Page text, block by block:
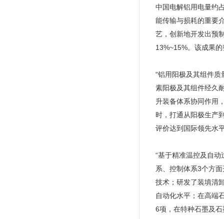
中国电解铝用电量约
能传输与损耗的重要
艺，创新地开发出预
13%~15%。该成果
“铝用阳极及其组件
素阳极及其组件经久
升装备体系协同作用
时，打通从阳极生产
评价达到国际领先水
“基于精准温控及自
系、控制体系3个方
技术；研发了装填清
自动化水平；在高端
6项，在特种石墨及